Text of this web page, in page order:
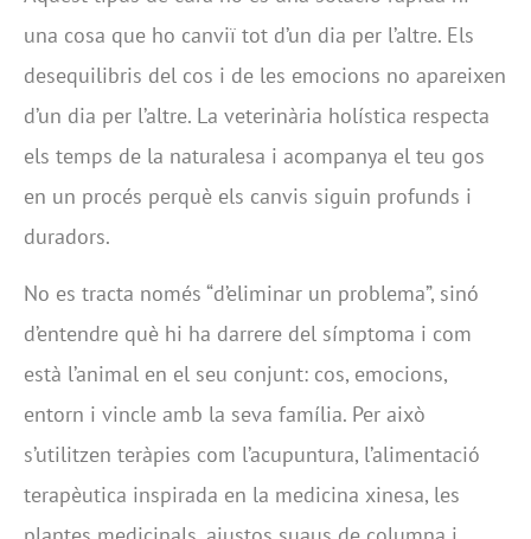
una cosa que ho canviï tot d’un dia per l’altre. Els
desequilibris del cos i de les emocions no apareixen
d’un dia per l’altre. La veterinària holística respecta
els temps de la naturalesa i acompanya el teu gos
en un procés perquè els canvis siguin profunds i
duradors.
No es tracta només “d’eliminar un problema”, sinó
d’entendre què hi ha darrere del símptoma i com
està l’animal en el seu conjunt: cos, emocions,
entorn i vincle amb la seva família. Per això
s’utilitzen teràpies com l’acupuntura, l’alimentació
terapèutica inspirada en la medicina xinesa, les